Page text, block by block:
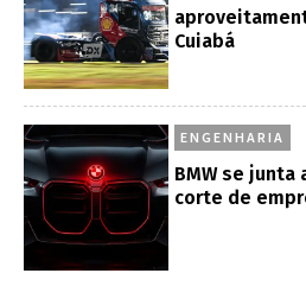
Cuiabá
ENGENHARIA
BMW se junta
corte de